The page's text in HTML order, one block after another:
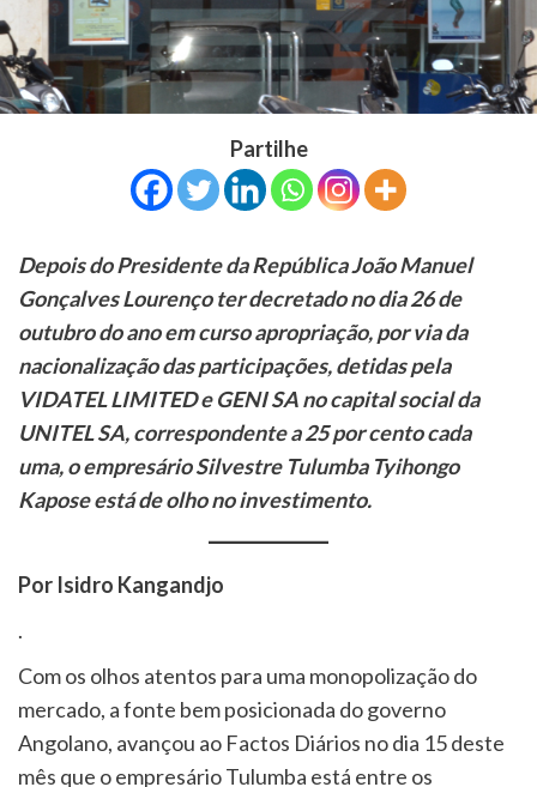
Partilhe
Depois do Presidente da República João Manuel
Gonçalves Lourenço ter decretado no dia 26 de
outubro do ano em curso apropriação, por via da
nacionalização das participações,detidas pela
VIDATEL LIMITED e GENI SA no capital social da
UNITEL SA, correspondente a 25 por cento cada
uma, o empresárioSilvestre Tulumba Tyihongo
Kapose está de olho no investimento.
Por Isidro Kangandjo
.
Com os olhos atentos para uma monopolização do
mercado, a fonte bem posicionada do governo
Angolano, avançou ao Factos Diários no dia 15 deste
mês que o empresário Tulumba está entre os